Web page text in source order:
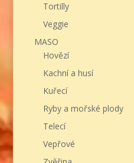
Tortilly
Veggie
MASO
Hovězí
Kachní a husí
Kuřecí
Ryby a mořské plody
Telecí
Vepřové